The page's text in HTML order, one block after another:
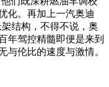
化。再加上一汽奥迪
结构，不得不说，奥
年驾控精髓即便是来到
与伦比的速度与激情。